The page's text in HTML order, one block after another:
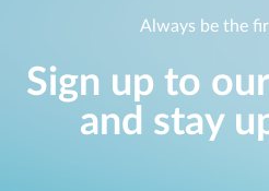
Always be the
Sign up to
and stay